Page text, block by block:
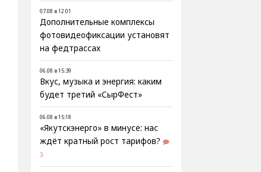
07.08 в 12:01
Дополнительные комплексы
фотовидеофиксации установят
на федтрассах
06.08 в 15:39
Вкус, музыка и энергия: каким
будет третий «СырФест»
06.08 в 15:18
«Якутскэнерго» в минусе: нас
ждёт кратный рост тарифов?
3